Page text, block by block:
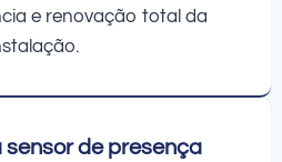
e renovação total da
sensor de presença